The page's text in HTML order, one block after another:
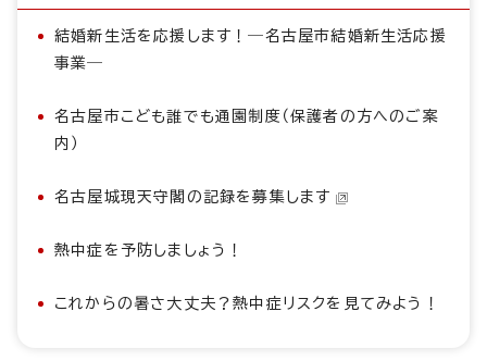
結婚新生活を応援します！―名古屋市結婚新生活応援
事業―
名古屋市こども誰でも通園制度（保護者の方へのご案
内）
名古屋城現天守閣の記録を募集します
熱中症を予防しましょう！
これからの暑さ大丈夫？熱中症リスクを見てみよう！